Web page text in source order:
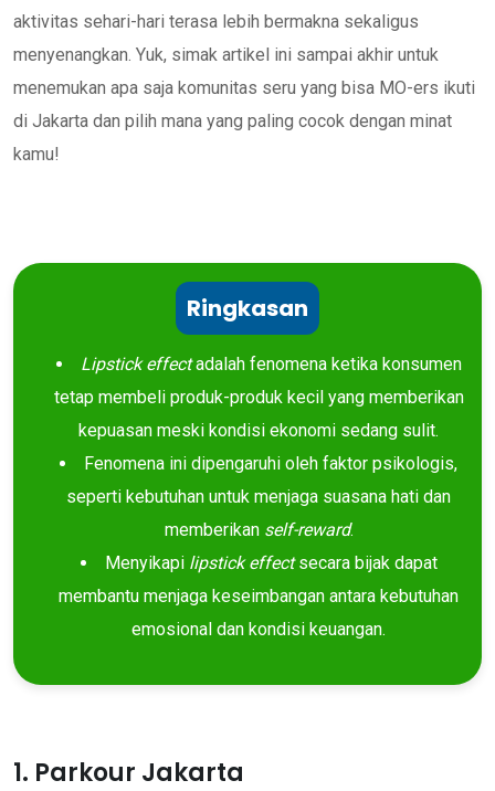
aktivitas sehari-hari terasa lebih bermakna sekaligus
menyenangkan. Yuk, simak artikel ini sampai akhir untuk
menemukan apa saja komunitas seru yang bisa MO-ers ikuti
di Jakarta dan pilih mana yang paling cocok dengan minat
kamu!
Ringkasan
Lipstick effectadalah fenomena ketika konsumen
tetap membeli produk-produk kecil yang memberikan
kepuasan meski kondisi ekonomi sedang sulit.
Fenomena ini dipengaruhi oleh faktor psikologis,
seperti kebutuhan untuk menjaga suasana hati dan
memberikan self-reward.
Menyikapi lipstick effectsecara bijak dapat
membantu menjaga keseimbangan antara kebutuhan
emosional dan kondisi keuangan.
1. Parkour Jakarta